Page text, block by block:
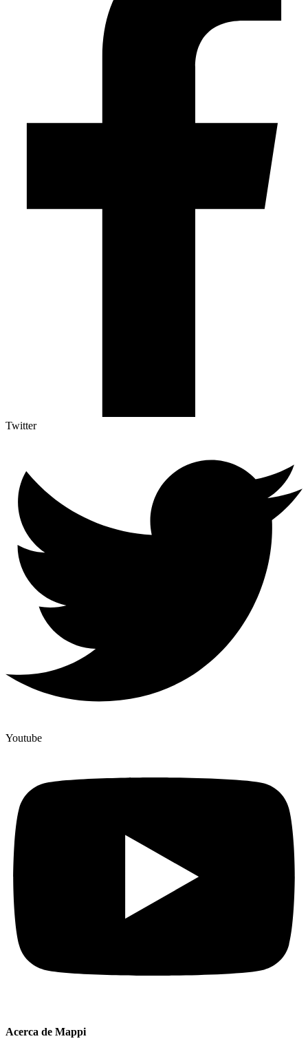
Twitter
Youtube
Acerca de Mappi